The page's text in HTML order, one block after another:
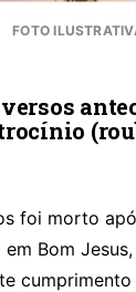
FOTO
foi morto
Bom